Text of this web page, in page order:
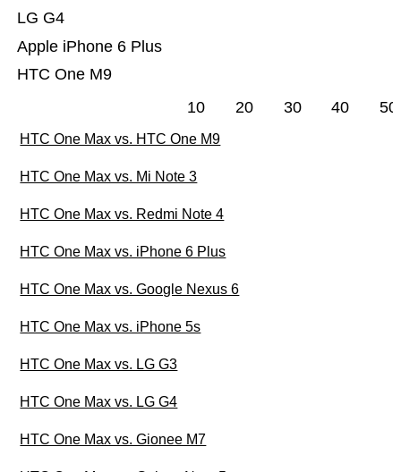
HTC One M9
Apple iPhone 6 Plus
LG G4
10 20 30 40 50
HTC One Max vs. HTC One M9
HTC One Max vs. Mi Note 3
HTC One Max vs. Redmi Note 4
HTC One Max vs. iPhone 6 Plus
HTC One Max vs. Google Nexus 6
HTC One Max vs. iPhone 5s
HTC One Max vs. LG G3
HTC One Max vs. LG G4
HTC One Max vs. Gionee M7